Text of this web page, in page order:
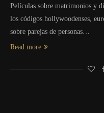
Películas sobre matrimonios y
los códigos hollywoodenses,
sobre parejas de personas…
Read more